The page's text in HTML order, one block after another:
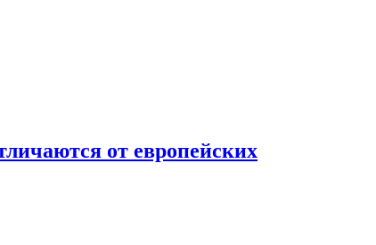
от европейских